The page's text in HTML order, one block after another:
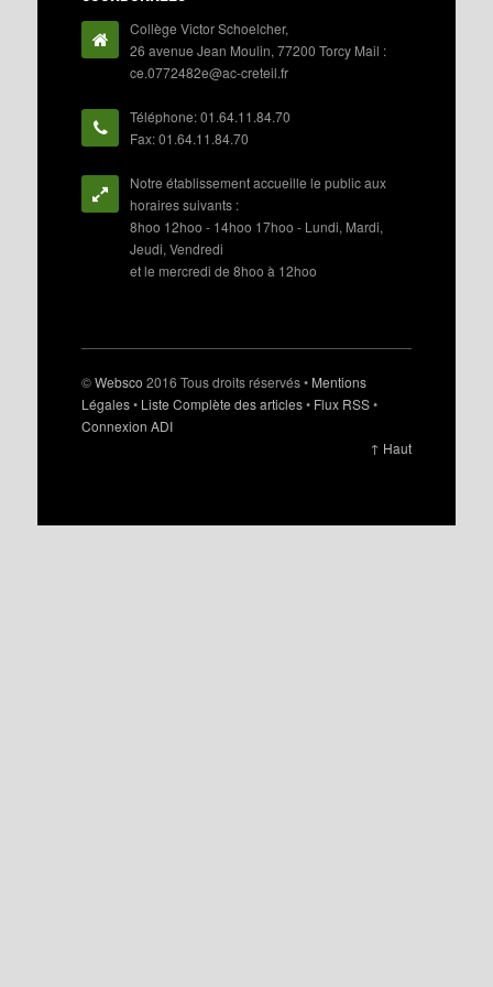
Collège Victor Schoelcher,
26 avenue Jean Moulin, 77200 Torcy Mail :
ce.0772482e@ac-creteil.fr
Téléphone: 01.64.11.84.70
Fax: 01.64.11.84.70
Notre établissement accueille le public aux
horaires suivants :
8hoo 12hoo - 14hoo 17hoo - Lundi, Mardi,
Jeudi, Vendredi
et le mercredi de 8hoo à 12hoo
©Websco 2016 Tous droits réservés • Mentions
Légales• Liste Complète des articles• Flux RSS•
Connexion ADI
↑ Haut